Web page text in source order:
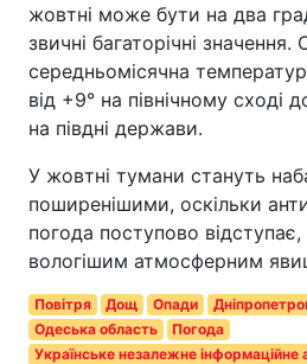
жовтні може бути на два
звичні багаторічні
середньомісячна
від +9° на північному сході
на півдні держави.
У жовтні тумани стануть
поширенішими, оскільки
погода поступово
вологішим атмосферним
Повітря Дощ Опади
Одеська область
Погода
Українське незалежне інформаційне